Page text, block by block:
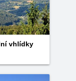
vhlídky